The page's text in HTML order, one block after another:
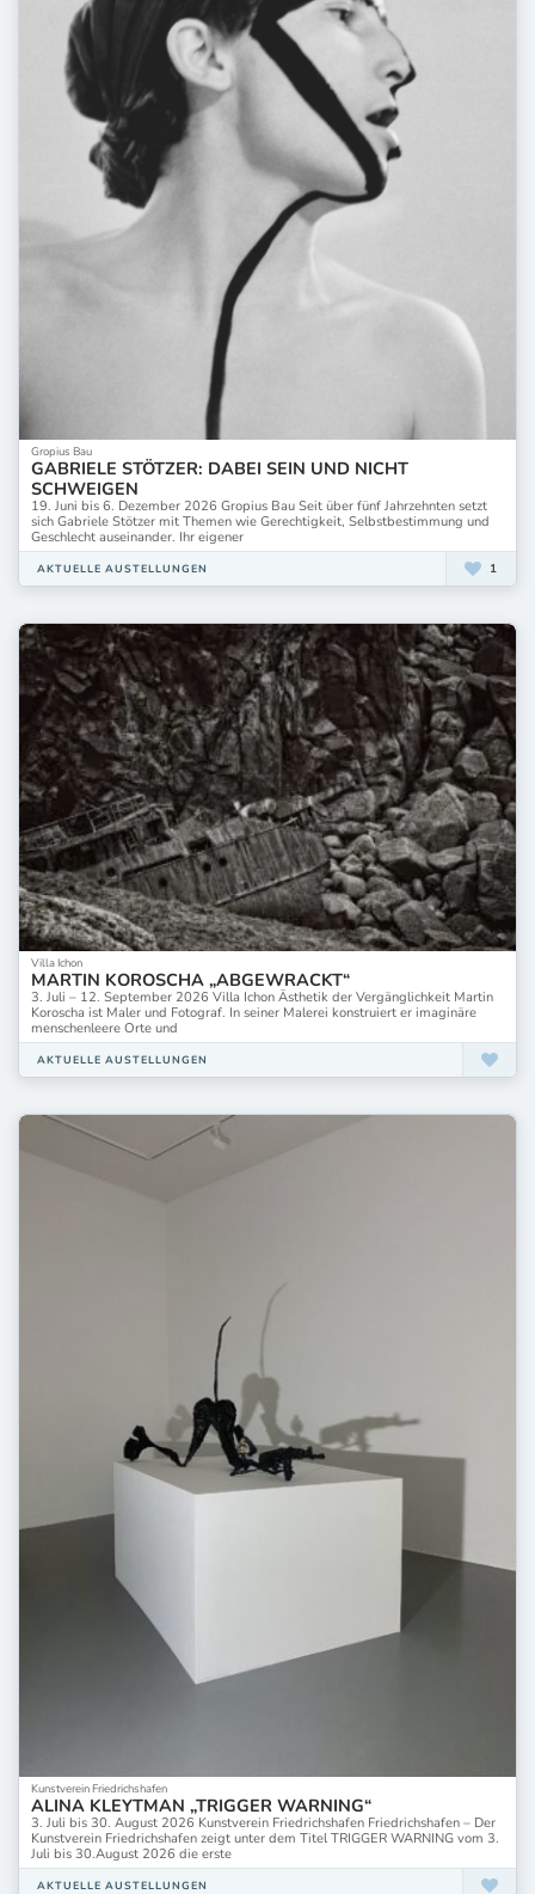
Gropius Bau
GABRIELE STÖTZER: DABEI SEIN UND NICHT
SCHWEIGEN
19. Juni bis 6. Dezember 2026 Gropius Bau Seit über fünf Jahrzehnten setzt
sich Gabriele Stötzer mit Themen wie Gerechtigkeit, Selbstbestimmung und
Geschlecht auseinander. Ihr eigener
AKTUELLE AUSTELLUNGEN 1
Villa Ichon
MARTIN KOROSCHA „ABGEWRACKT“
3. Juli – 12. September 2026 Villa Ichon Ästhetik der Vergänglichkeit Martin
Koroscha ist Maler und Fotograf. In seiner Malerei konstruiert er imaginäre
menschenleere Orte und
AKTUELLE AUSTELLUNGEN
Kunstverein Friedrichshafen
ALINA KLEYTMAN „TRIGGER WARNING“
3. Juli bis 30. August 2026 Kunstverein Friedrichshafen Friedrichshafen – Der
Kunstverein Friedrichshafen zeigt unter dem Titel TRIGGER WARNING vom 3.
Juli bis 30.August 2026 die erste
AKTUELLE AUSTELLUNGEN